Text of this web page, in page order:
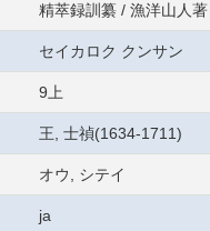
精萃録訓纂 / 漁洋山人著
セイカロク クンサン
9上
王, 士禎(1634-1711)
オウ, シテイ
ja